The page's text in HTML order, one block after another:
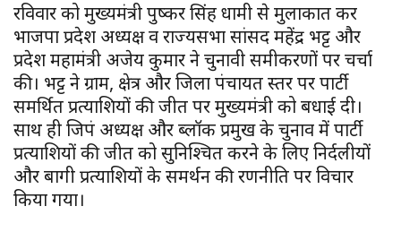
रविवार को मुख्यमंत्री पुष्कर सिंह धामी से मुलाकात कर
भाजपा प्रदेश अध्यक्ष व राज्यसभा सांसद महेंद्र भट्ट और
प्रदेश महामंत्री अजेय कुमार ने चुनावी समीकरणों पर चर्चा
की। भट्ट ने ग्राम, क्षेत्र और जिला पंचायत स्तर पर पार्टी
समर्थित प्रत्याशियों की जीत पर मुख्यमंत्री को बधाई दी।
साथ ही जिपं अध्यक्ष और ब्लॉक प्रमुख के चुनाव में पार्टी
प्रत्याशियों की जीत को सुनिश्चित करने के लिए निर्दलीयों
और बागी प्रत्याशियों के समर्थन की रणनीति पर विचार
किया गया।